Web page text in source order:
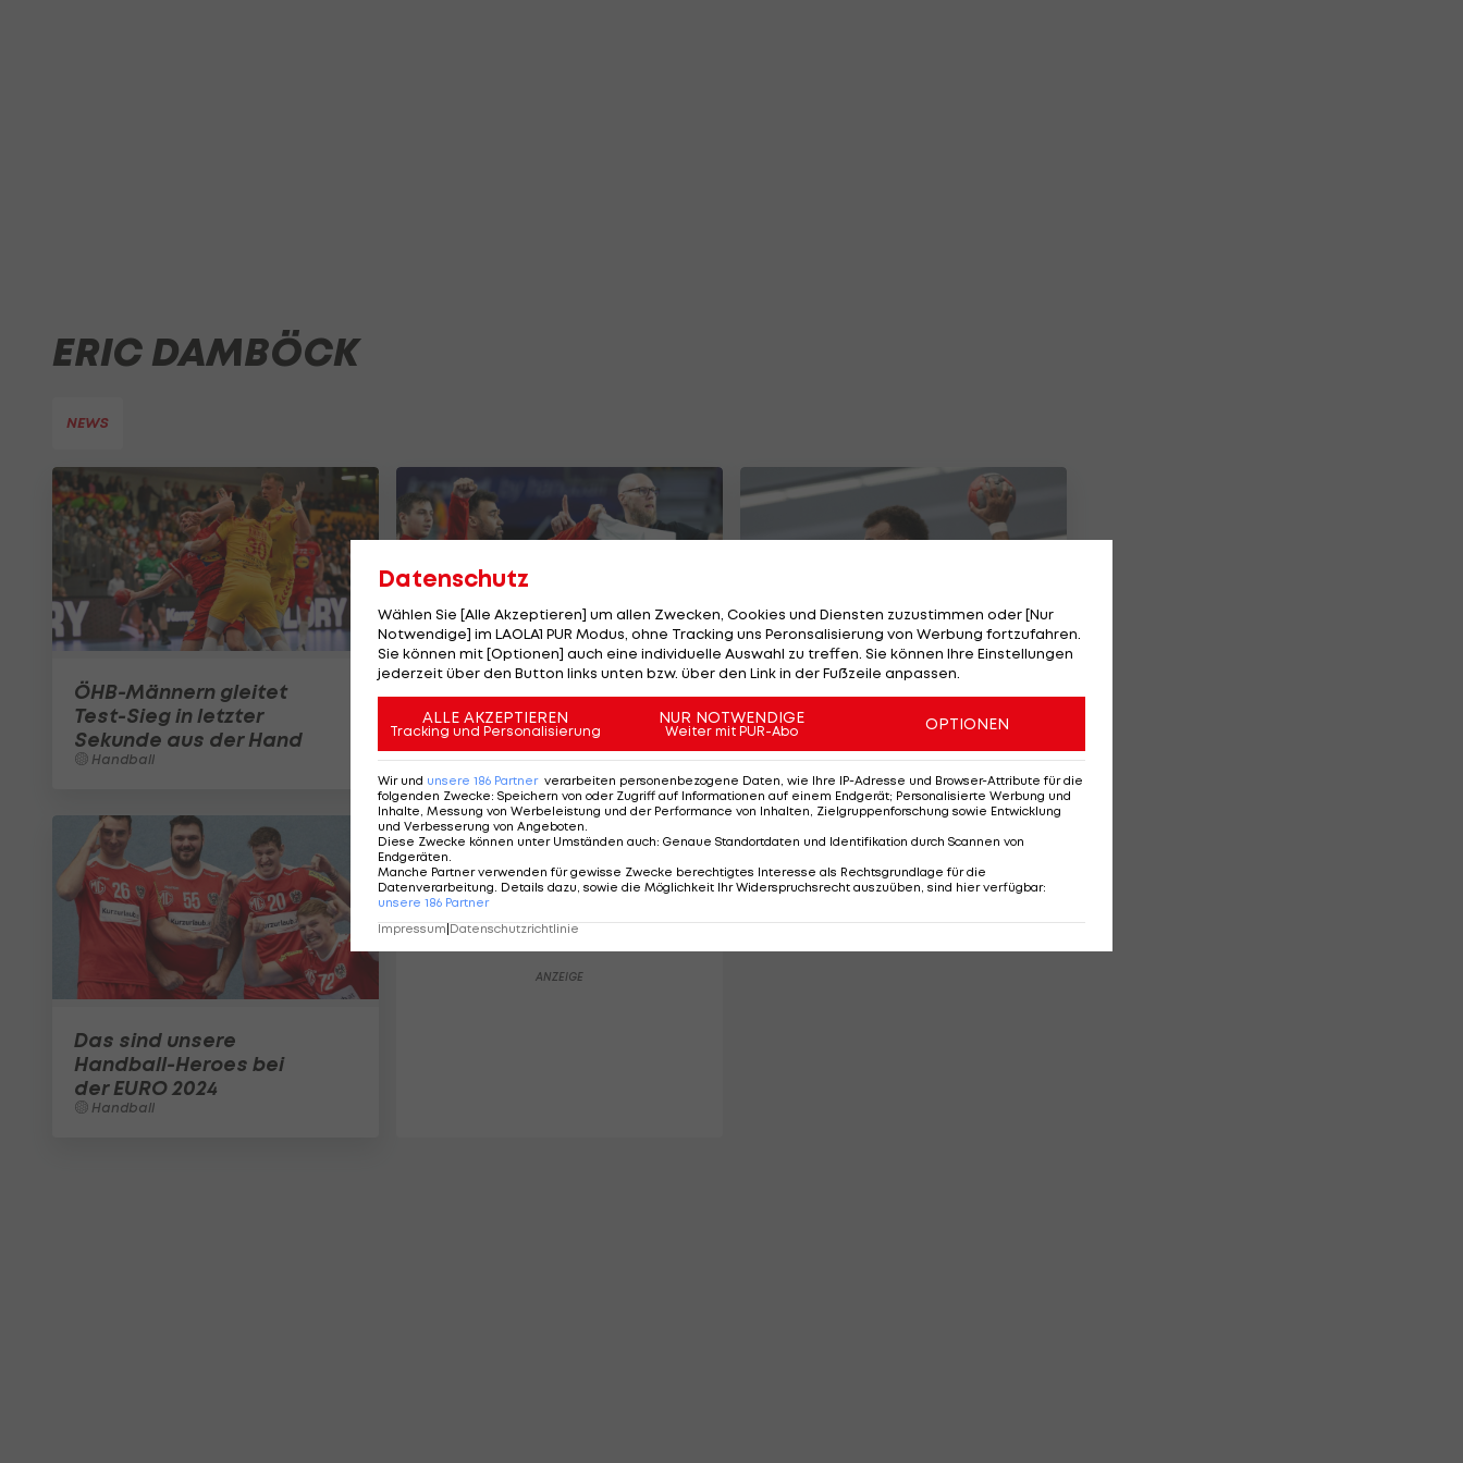
ERIC DAMBÖCK
NEWS
ÖHB-Männern gleitet
Test-Sieg in letzter
Sekunde aus der Hand
Handball
ÖHB-Männer vor
Abschlusstest gegen
motivierte Schweiz
Handball
Fivers-Akteur Damböck
wechselt im Sommer in
die Schweiz
Handball
Das sind unsere
Handball-Heroes bei
der EURO 2024
Handball
Datenschutz
Wählen Sie [Alle Akzeptieren] um allen Zwecken, Cookies und Diensten zuzustimmen oder [Nur
Notwendige] im LAOLA1 PUR Modus, ohne Tracking uns Peronsalisierung von Werbung fortzufahren.
Sie können mit [Optionen] auch eine individuelle Auswahl zu treffen. Sie können Ihre Einstellungen
jederzeit über den Button links unten bzw. über den Link in der Fußzeile anpassen.
ALLE AKZEPTIEREN
Tracking und Personalisierung
NUR NOTWENDIGE
Weiter mit PUR-Abo OPTIONEN
Wir und unsere 186 Partner verarbeiten personenbezogene Daten, wie Ihre IP-Adresse und Browser-Attribute für die
folgenden Zwecke: Speichern von oder Zugriff auf Informationen auf einem Endgerät; Personalisierte Werbung und
Inhalte, Messung von Werbeleistung und der Performance von Inhalten, Zielgruppenforschung sowie Entwicklung
und Verbesserung von Angeboten
Diese Zwecke können unter Umständen auch: Genaue Standortdaten und Identifikation durch Scannen von
Endgeräten
Manche Partner verwenden für gewisse Zwecke berechtigtes Interesse als Rechtsgrundlage für die
Datenverarbeitung. Details dazu, sowie die Möglichkeit Ihr Widerspruchsrecht auszuüben, sind hier verfügbar:
unsere 186 Partner
Impressum|Datenschutzrichtlinie